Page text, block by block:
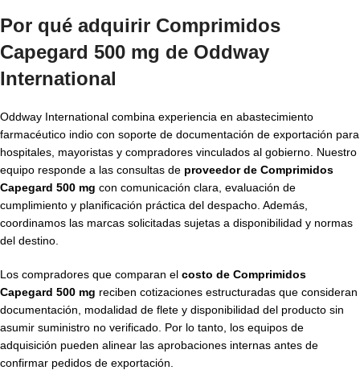
Por qué adquirir Comprimidos
Capegard 500 mg de Oddway
International
Oddway International combina experiencia en abastecimiento
farmacéutico indio con soporte de documentación de exportación para
hospitales, mayoristas y compradores vinculados al gobierno. Nuestro
equipo responde a las consultas de proveedor de Comprimidos
Capegard 500 mg con comunicación clara, evaluación de
cumplimiento y planificación práctica del despacho. Además,
coordinamos las marcas solicitadas sujetas a disponibilidad y normas
del destino.
Los compradores que comparan el costo de Comprimidos
Capegard 500 mg reciben cotizaciones estructuradas que consideran
documentación, modalidad de flete y disponibilidad del producto sin
asumir suministro no verificado. Por lo tanto, los equipos de
adquisición pueden alinear las aprobaciones internas antes de
confirmar pedidos de exportación.